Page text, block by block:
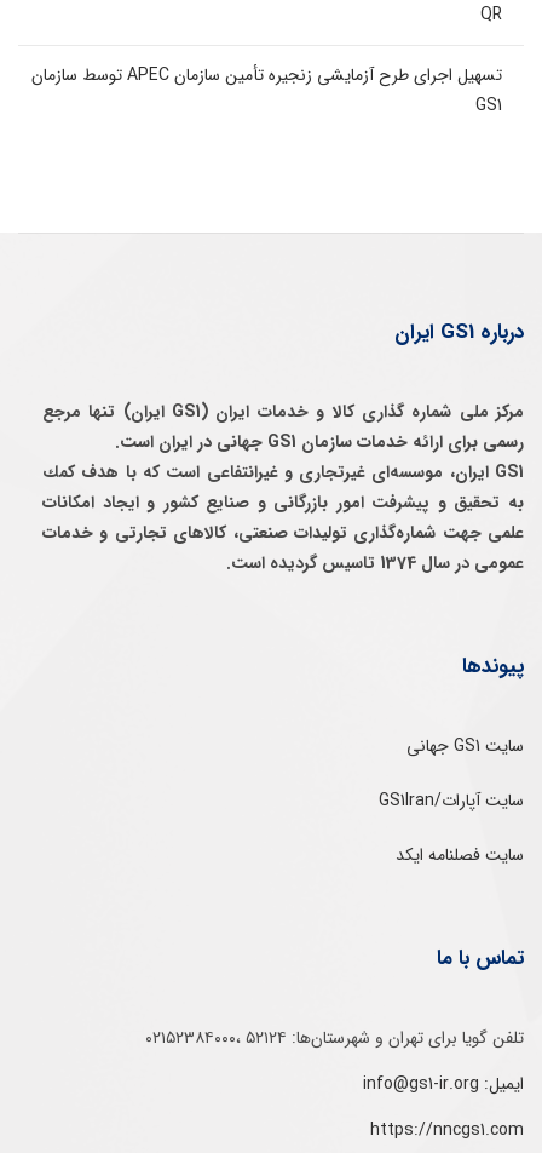
QR
تسهیل اجرای طرح آزمایشی زنجیره تأمین سازمان APEC توسط سازمان
GS1
درباره GS1 ایران
مرکز ملی شماره گذاری کالا و خدمات ایران (GS1 ایران) تنها مرجع
رسمی برای ارائه خدمات سازمان GS1 جهانی در ایران است.
GS1 ایران، موسسه‌ای غيرتجاری و غيرانتفاعی است كه با هدف كمك
به تحقيق و پيشرفت امور بازرگانی و صنايع كشور و ايجاد امكانات
علمی جهت شماره‌گذاری توليدات صنعتی، كالاهای تجارتی و خدمات
عمومی در سال 1374 تاسيس گرديده است.
پیوندها
سایت GS1 جهانی
سایت آپارات/GS1Iran
سایت فصلنامه ایکد
تماس با ما
تلفن‌ گویا برای‌ تهران‌‌ و‌ شهرستان‌ها:‌ ۵۲۱۲۴ ،۰۲۱۵۲۳۸۴۰۰۰
ایمیل: info@gs1-ir.org
https://nncgs1.com